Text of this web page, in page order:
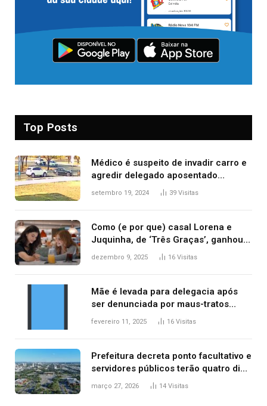
Top Posts
Médico é suspeito de invadir carro e
agredir delegado aposentado
durante confusão no trânsito
setembro 19, 2024 39 Visitas
Como (e por que) casal Lorena e
Juquinha, de ‘Três Graças’, ganhou
repercussão internacional
dezembro 9, 2025 16 Visitas
Mãe é levada para delegacia após
ser denunciada por maus-tratos
contra dois filhos, diz polícia
fevereiro 11, 2025 16 Visitas
Prefeitura decreta ponto facultativo e
servidores públicos terão quatro dias
de folga na Semana Santa
março 27, 2026 14 Visitas